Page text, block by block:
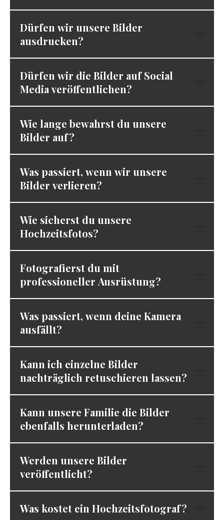
Dürfen wir unsere Bilder
ausdrucken?
Dürfen wir die Bilder auf Social
Media veröffentlichen?
Wie lange bewahrst du unsere
Bilder auf?
Was passiert, wenn wir unsere
Bilder verlieren?
Wie sicherst du unsere
Hochzeitsfotos?
Fotografierst du mit
professioneller Ausrüstung?
Was passiert, wenn deine Kamera
ausfällt?
Kann ich einzelne Bilder
nachträglich retuschieren lassen?
Kann unsere Familie die Bilder
ebenfalls herunterladen?
Werden unsere Bilder
veröffentlicht?
Was kostet ein Hochzeitsfotograf?